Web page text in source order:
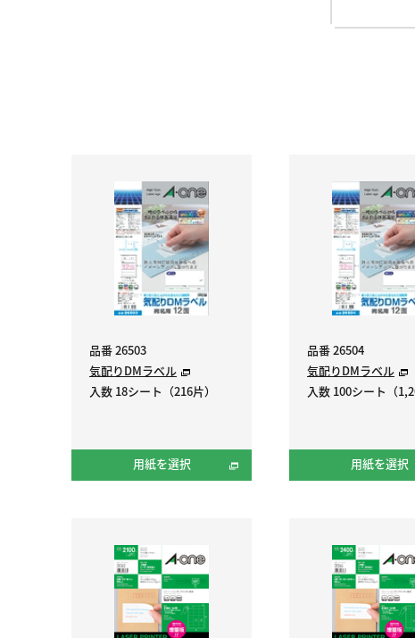
品番 26503
気配りDMラベル
入数 18シート（216片）
用紙を選択
品番 26504
気配りDMラベル
入数 100シート（
用紙を選択